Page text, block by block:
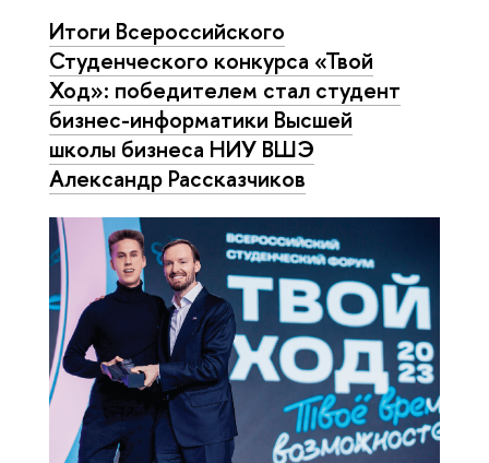
Итоги Всероссийского
Студенческого конкурса «Твой
Ход»: победителем стал студент
бизнес-информатики Высшей
школы бизнеса НИУ ВШЭ
Александр Рассказчиков